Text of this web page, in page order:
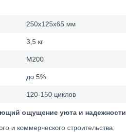
250х125х65 мм
3,5 кг
М200
до 5%
120-150 циклов
ощущение уюта и надежности
и коммерческого строительства: